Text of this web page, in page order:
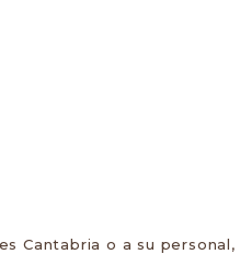
Cantabria o a su